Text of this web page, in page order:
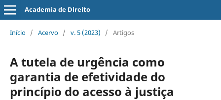
Academia de Direito
Início / Acervo / v. 5 (2023) / Artigos
A tutela de urgência como
garantia de efetividade do
princípio do acesso à justiça